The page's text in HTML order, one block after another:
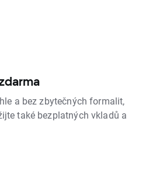
a bez zbytečných formalit,
také bezplatných vkladů a